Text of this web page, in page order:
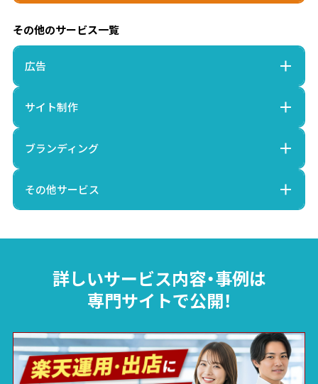
その他のサービス一覧
広告
サイト制作
ブランディング
その他サービス
詳しいサービス内容・事例は
専門サイトで公開！